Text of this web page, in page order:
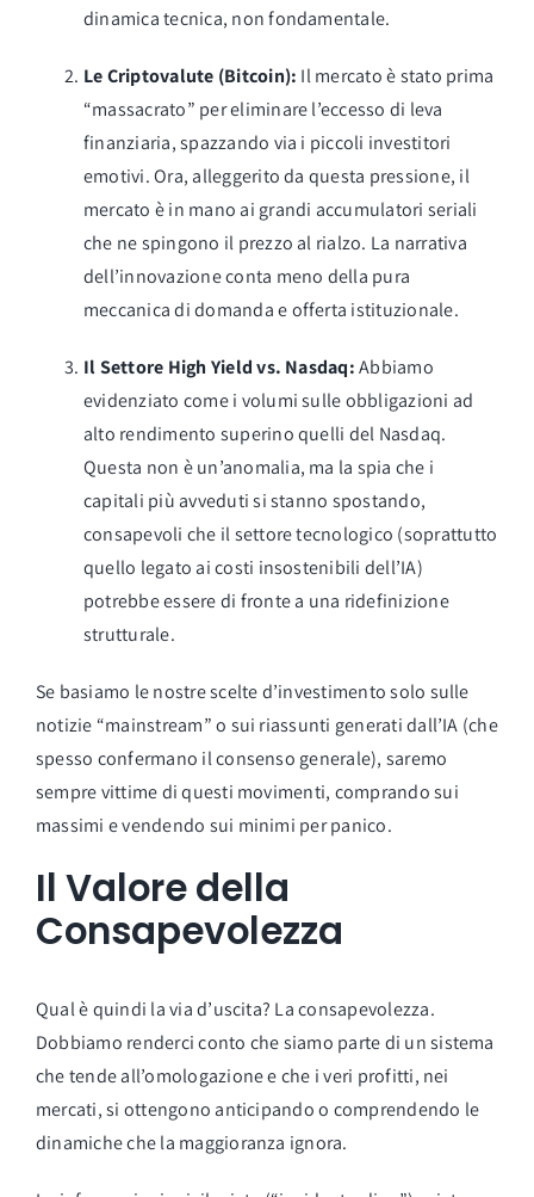
dinamica tecnica, non fondamentale.
Le Criptovalute (Bitcoin): Il mercato è stato prima
“massacrato” per eliminare l’eccesso di leva
finanziaria, spazzando via i piccoli investitori
emotivi. Ora, alleggerito da questa pressione, il
mercato è in mano ai grandi accumulatori seriali
che ne spingono il prezzo al rialzo. La narrativa
dell’innovazione conta meno della pura
meccanica di domanda e offerta istituzionale.
Il Settore High Yield vs. Nasdaq:Abbiamo
evidenziato come i volumi sulle obbligazioni ad
alto rendimento superino quelli del Nasdaq.
Questa non è un’anomalia, ma la spia che i
capitali più avveduti si stanno spostando,
consapevoli che il settore tecnologico (soprattutto
quello legato ai costi insostenibili dell’IA)
potrebbe essere di fronte a una ridefinizione
strutturale.
Se basiamo le nostre scelte d’investimento solo sulle
notizie “mainstream” o sui riassunti generati dall’IA (che
spesso confermano il consenso generale), saremo
sempre vittime di questi movimenti, comprando sui
massimi e vendendo sui minimi per panico.
Il Valore della
Consapevolezza
Qual è quindi la via d’uscita? La consapevolezza.
Dobbiamo renderci conto che siamo parte di un sistema
che tende all’omologazione e che i veri profitti, nei
mercati, si ottengono anticipando o comprendendo le
dinamiche che la maggioranza ignora.